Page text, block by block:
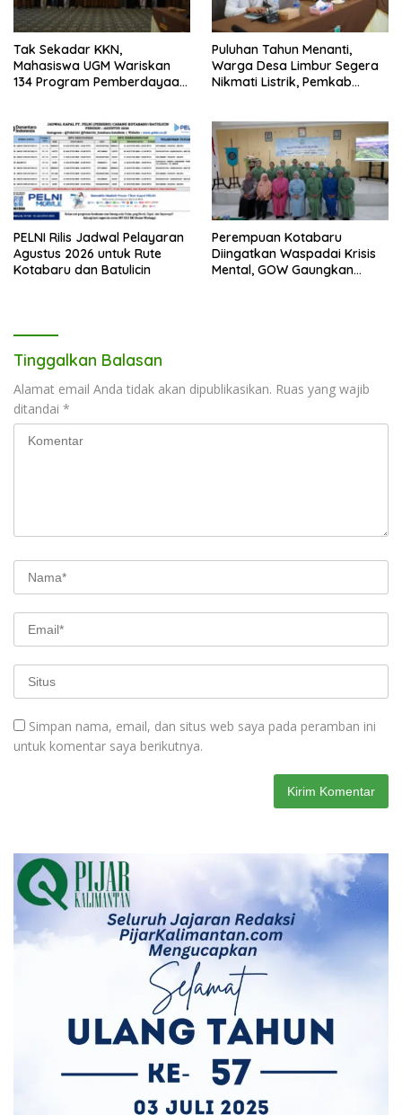
Tak Sekadar KKN,
Mahasiswa UGM Wariskan
134 Program Pemberdayaan
Puluhan Tahun Menanti,
Warga Desa Limbur Segera
Nikmati Listrik, Pemkab
PELNI Rilis Jadwal Pelayaran
Agustus 2026 untuk Rute
Kotabaru dan Batulicin
Perempuan Kotabaru
Diingatkan Waspadai Krisis
Mental, GOW Gaungkan
Tinggalkan Balasan
Alamat email Anda tidak akan dipublikasikan. Ruas yang wajib
ditandai *
Simpan nama, email, dan situs web saya pada peramban ini
untuk komentar saya berikutnya.